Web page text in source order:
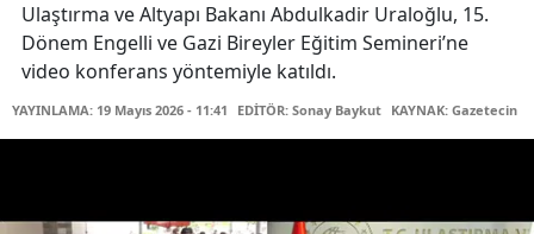
Ulaştırma ve Altyapı Bakanı Abdulkadir Uraloğlu, 15.
Dönem Engelli ve Gazi Bireyler Eğitim Semineri’ne
video konferans yöntemiyle katıldı.
YAYINLAMA: 19 Mayıs 2026 - 11:41 EDİTÖR: Sonay Baykut KAYNAK: Gazetecin